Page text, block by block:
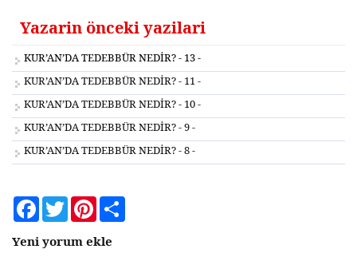
Yazarin önceki yazilari
KUR’AN’DA TEDEBBÜR NEDİR? - 13 -
KUR’AN’DA TEDEBBÜR NEDİR? - 11 -
KUR’AN’DA TEDEBBÜR NEDİR? - 10 -
KUR’AN’DA TEDEBBÜR NEDİR? - 9 -
KUR’AN’DA TEDEBBÜR NEDİR? - 8 -
FacebookTwitterPinterest
Yeni yorum ekle